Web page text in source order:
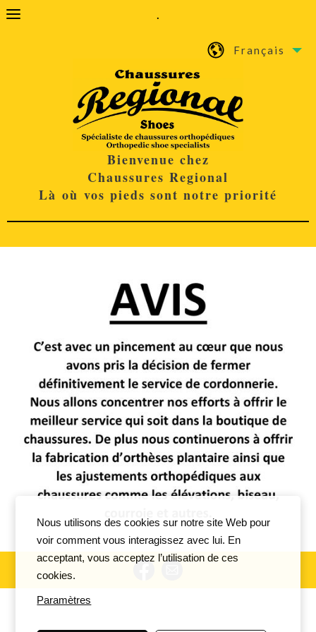
.
Français
Bienvenue chez
Chaussures Regional
Là où vos pieds sont notre priorité
Nous utilisons des cookies sur notre site Web pour
voir comment vous interagissez avec lui. En
acceptant, vous acceptez l’utilisation de ces
cookies.
Paramètres